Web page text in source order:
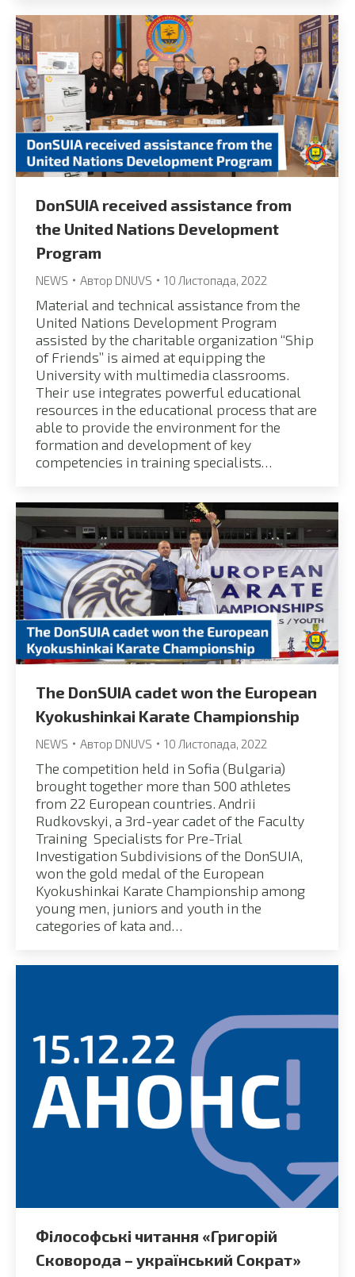
DonSUIA received assistance from
the United Nations Development
Program
NEWS Автор DNUVS 10 Листопада, 2022
Material and technical assistance from the
United Nations Development Program
assisted by the charitable organization “Ship
of Friends” is aimed at equipping the
University with multimedia classrooms.
Their use integrates powerful educational
resources in the educational process that are
able to provide the environment for the
formation and development of key
competencies in training specialists…
The DonSUIA cadet won the European
Kyokushinkai Karate Championship
NEWS Автор DNUVS 10 Листопада, 2022
The competition held in Sofia (Bulgaria)
brought together more than 500 athletes
from 22 European countries. Andrii
Rudkovskyi, a 3rd-year cadet of the Faculty
Training Specialists for Pre-Trial
Investigation Subdivisions of the DonSUIA,
won the gold medal of the European
Kyokushinkai Karate Championship among
young men, juniors and youth in the
categories of kata and…
Філософські читання «Григорій
Сковорода – український Сократ»